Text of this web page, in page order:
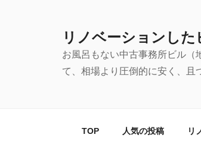
リノベーションした
お風呂もない中古事務所ビル（
て、相場より圧倒的に安く、且
TOP 人気の投稿 リ